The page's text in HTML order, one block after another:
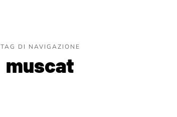
TAG DI NAVIGAZIONE
muscat